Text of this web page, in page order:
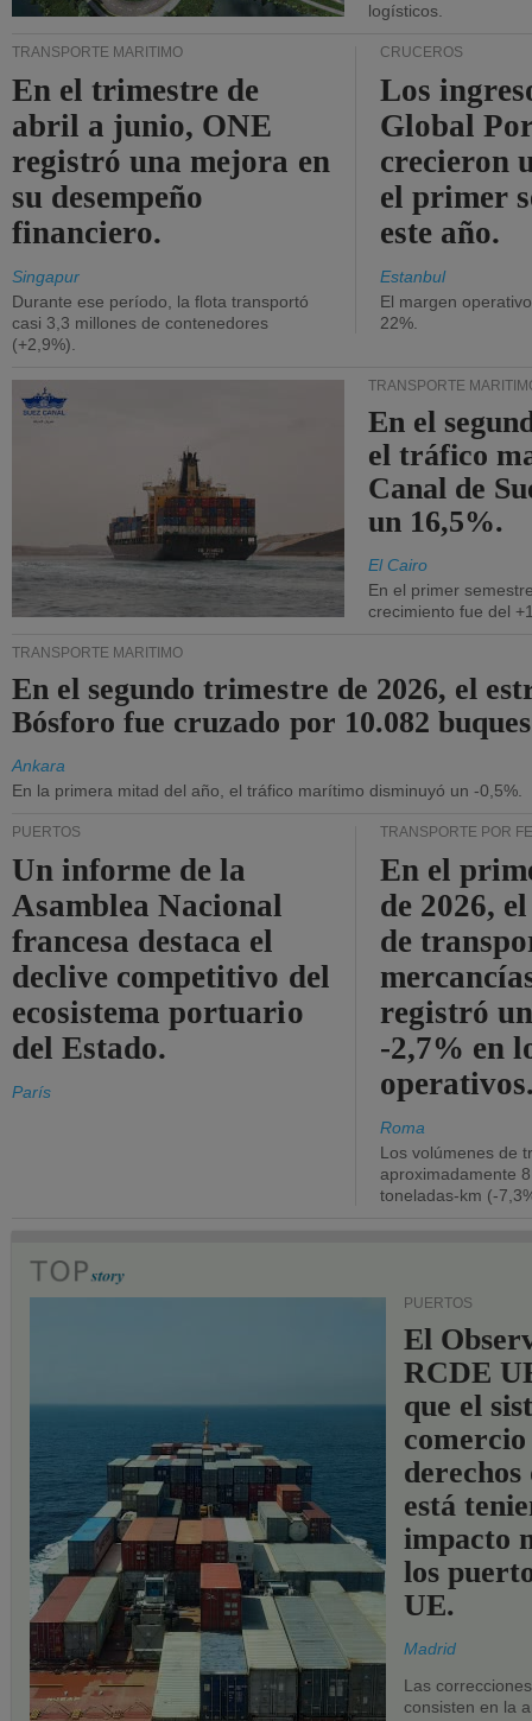
logísticos.
TRANSPORTE MARÍTIMO
En el trimestre de
abril a junio, ONE
registró una mejora en
su desempeño
financiero.
Singapur
Durante ese período, la flota transportó
casi 3,3 millones de contenedores
(+2,9%).
CRUCEROS
Los
Global
crecieron
el primer
este año.
Estanbul
El margen
22%.
TRANSPORTE
En el
el tráfico
Canal de
un 16,5%.
El Cairo
En el primer
crecimiento fue del
TRANSPORTE MARÍTIMO
En el segundo trimestre de 2026, el
Bósforo fue cruzado por 10.082
Ankara
En la primera mitad del año, el tráfico marítimo disminuyó un -0,5%.
PUERTOS
Un informe de la
Asamblea Nacional
francesa destaca el
declive competitivo del
ecosistema portuario
del Estado.
París
TRANSPORTE POR
En el
de 2026,
de
registró
-2,7% en
Roma
Los volúmenes de
aproximadamente
toneladas-km (-
PUERTOS
El
RCDE
que el
comercio
derechos
está
impacto
los
UE.
Madrid
Las
consisten en la